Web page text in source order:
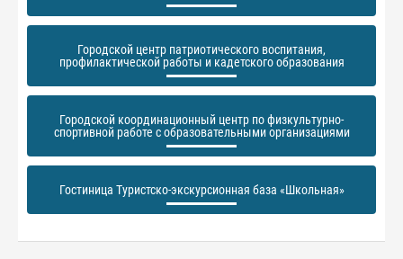
Городской центр патриотического воспитания,
профилактической работы и кадетского образования
Городской координационный центр по физкультурно-
спортивной работе с образовательными организациями
Гостиница Туристско-экскурсионная база «Школьная»